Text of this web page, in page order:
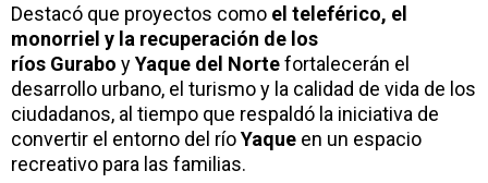
Destacó que proyectos como el teleférico, el
monorriel y la recuperación de los
ríos Gurabo yYaque del Nortefortalecerán el
desarrollo urbano, el turismo y la calidad de vida de los
ciudadanos, al tiempo que respaldó la iniciativa de
convertir el entorno del ríoYaque en un espacio
recreativo para las familias.